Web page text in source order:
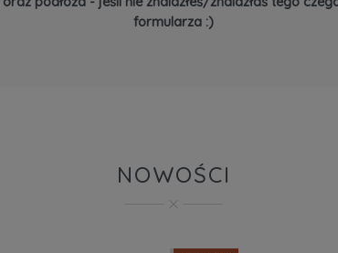
formularza :)
NOWOŚCI